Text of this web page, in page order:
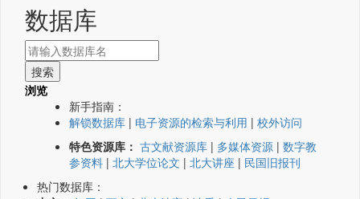
数据库
浏览
新手指南：
解锁数据库 | 电子资源的检索与利用 | 校外访问
特色资源库： 古文献资源库 | 多媒体资源 | 数字教
参资料 | 北大学位论文 | 北大讲座 | 民国旧报刊
热门数据库：